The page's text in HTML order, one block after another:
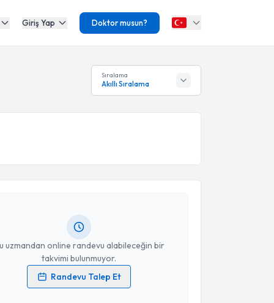
Giriş Yap Doktor musun?
Sıralama
Akıllı Sıralama
uzmandan online randevu alabileceğin bir
takvimi bulunmuyor.
Randevu Talep Et
Özalpiçin randevu takvimi talebi oluşturun.
randevu almanız için bir takvim
verilerimin işlenmesine ilişkinAydınlatma Metni